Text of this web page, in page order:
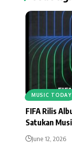
MUSIC TODAY
FIFA Rilis
Satukan
June 12, 2026